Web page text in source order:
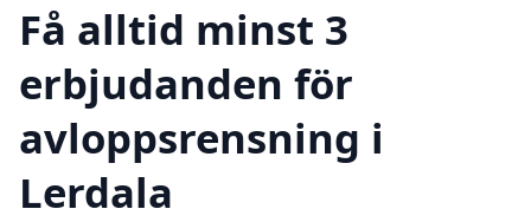
Få alltid minst 3
erbjudanden för
avloppsrensning i
Lerdala